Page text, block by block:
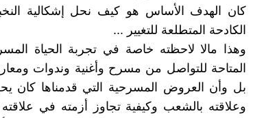
كان الهدف الأساس هو كيف نحل إشكالية
الكادحة المتطلعة للتغيير ...
وهذا مالا لاحظته خاصة في تجربة الحياة
المتاحة للتواصل من مسرح وأغنية وندوات
بل وأن العروض المسرحية التي قدمناها كان
وعلاقته بالشعب وكيفية تجاوز أزمته في